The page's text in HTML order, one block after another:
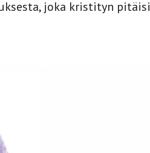
joka kristityn pitäisi